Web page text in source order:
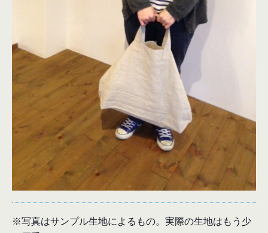
※写真はサンプル生地によるもの。実際の生地はもう少